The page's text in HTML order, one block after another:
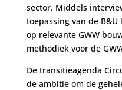
sector. Middels
toepassing van de
op relevante GWW
methodiek voor de
De transitieagenda
de ambitie om de